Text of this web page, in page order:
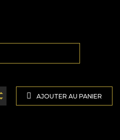
AJOUTER AU PANIER